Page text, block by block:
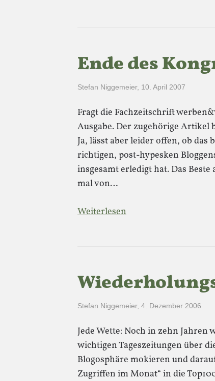
Ende des
Stefan Niggemeier, 10. April 2007
Fragt die Fachzeitschrift
Ausgabe. Der zugehörige Artikel
Ja, lässt aber leider offen, ob das
richtigen, post-hypesken
insgesamt erledigt hat. Das
mal von…
Weiterlesen
Stefan Niggemeier, 4. Dezember 2006
Jede Wette: Noch in zehn
wichtigen Tageszeitungen über
Blogosphäre mokieren und
Zugriffen im Monat“ in die